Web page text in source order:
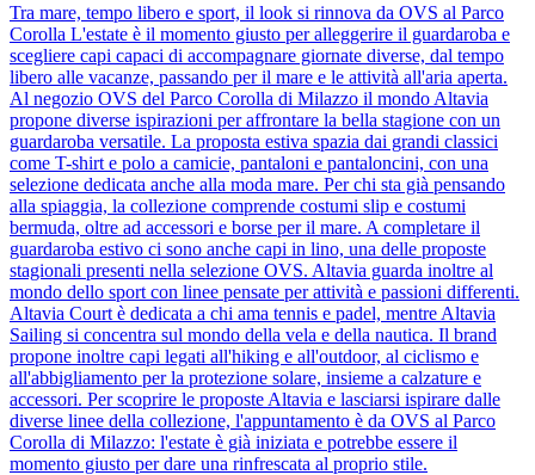
Tra mare, tempo libero e sport, il look si rinnova da OVS al Parco
Corolla L'estate è il momento giusto per alleggerire il guardaroba e
scegliere capi capaci di accompagnare giornate diverse, dal tempo
libero alle vacanze, passando per il mare e le attività all'aria aperta.
Al negozio OVS del Parco Corolla di Milazzo il mondo Altavia
propone diverse ispirazioni per affrontare la bella stagione con un
guardaroba versatile. La proposta estiva spazia dai grandi classici
come T-shirt e polo a camicie, pantaloni e pantaloncini, con una
selezione dedicata anche alla moda mare. Per chi sta già pensando
alla spiaggia, la collezione comprende costumi slip e costumi
bermuda, oltre ad accessori e borse per il mare. A completare il
guardaroba estivo ci sono anche capi in lino, una delle proposte
stagionali presenti nella selezione OVS. Altavia guarda inoltre al
mondo dello sport con linee pensate per attività e passioni differenti.
Altavia Court è dedicata a chi ama tennis e padel, mentre Altavia
Sailing si concentra sul mondo della vela e della nautica. Il brand
propone inoltre capi legati all'hiking e all'outdoor, al ciclismo e
all'abbigliamento per la protezione solare, insieme a calzature e
accessori. Per scoprire le proposte Altavia e lasciarsi ispirare dalle
diverse linee della collezione, l'appuntamento è da OVS al Parco
Corolla di Milazzo: l'estate è già iniziata e potrebbe essere il
momento giusto per dare una rinfrescata al proprio stile.